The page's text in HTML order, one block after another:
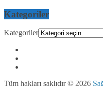
Kategoriler
Kategoriler
Tüm hakları saklıdır © 2026